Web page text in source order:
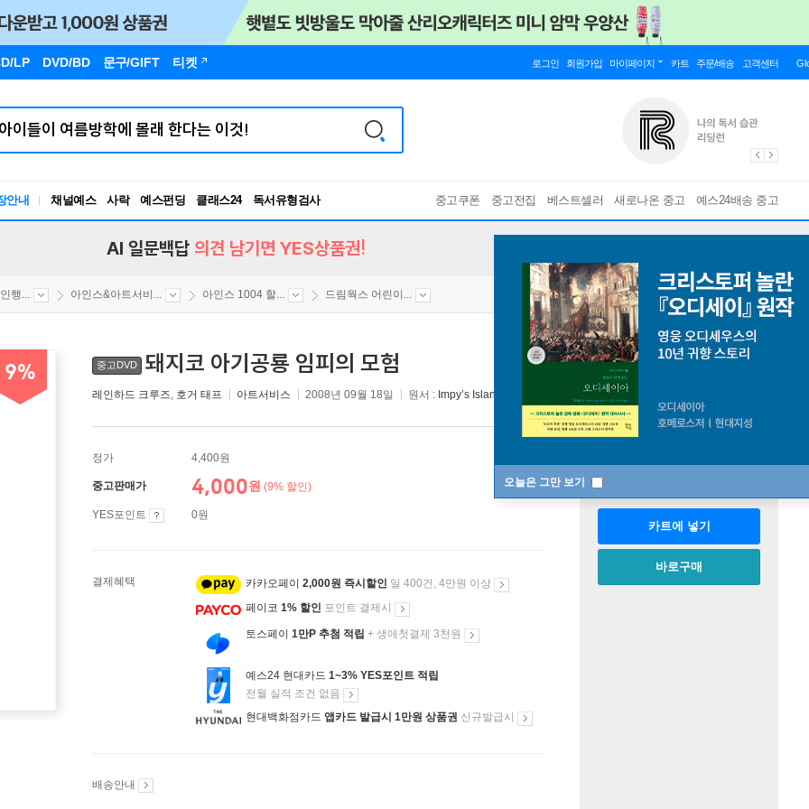
LP DVD/BD 문구/GIFT 티켓 로그인 회원가입 마이페이지 카트 주문/배송 고객센터
안내 채널예스 사락 예스펀딩 클래스24
독서유형검사
RBTI Lab
중고쿠폰 중고전집 베스트셀러 새로나온 중고 예스24배송 중고
오늘은 그만 보기
AI 일문백답 의견 남기면 YES상품권!
행... 아인스&아트서비... 아인스 1004 할... 드림웍스 어린이...
9% 중고DVD 돼지코 아기공룡 임피의 모험
레인하드 크루즈, 호거 태프 아트서비스 2008년 09월 18일 원서 : Impy’s Island
정가 4,400원
중고판매가 4,000원 (9% 할인)
YES포인트 0원
결제혜택 카카오페이 2,000원 즉시할인 일 400건, 4만원 이상
페이코 1% 할인 포인트 결제시
토스페이 1만P 추첨 적립 + 생애첫결제 3천원
예스24 현대카드 1~3% YES포인트 적립
전월 실적 조건 없음
현대백화점카드 앱카드 발급시 1만원 상품권 신규발급시
배송안내
수량
카트에 넣기
바로구매